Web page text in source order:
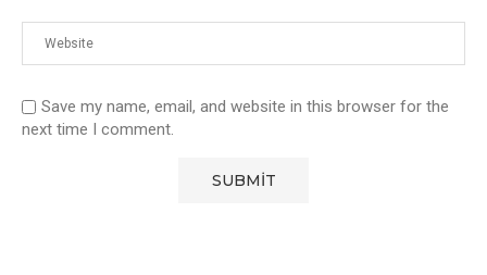
Save my name, email, and website in this browser for the
next time I comment.